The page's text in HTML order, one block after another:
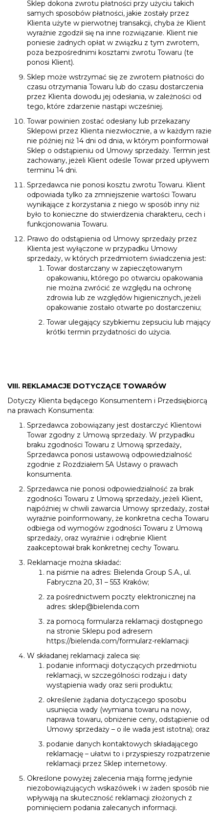
Sklep dokona zwrotu płatności przy użyciu takich
samych sposobów płatności, jakie zostały przez
Klienta użyte w pierwotnej transakcji, chyba że Klient
wyraźnie zgodził się na inne rozwiązanie. Klient nie
poniesie żadnych opłat w związku z tym zwrotem,
poza bezpośrednimi kosztami zwrotu Towaru (te
ponosi Klient).
Sklep może wstrzymać się ze zwrotem płatności do
czasu otrzymania Towaru lub do czasu dostarczenia
przez Klienta dowodu jej odesłania, w zależności od
tego, które zdarzenie nastąpi wcześniej.
Towar powinien zostać odesłany lub przekazany
Sklepowi przez Klienta niezwłocznie, a w każdym razie
nie później niż 14 dni od dnia, w którym poinformował
Sklep o odstąpieniu od Umowy sprzedaży. Termin jest
zachowany, jeżeli Klient odeśle Towar przed upływem
terminu 14 dni.
Sprzedawca nie ponosi kosztu zwrotu Towaru. Klient
odpowiada tylko za zmniejszenie wartości Towaru
wynikające z korzystania z niego w sposób inny niż
było to konieczne do stwierdzenia charakteru, cech i
funkcjonowania Towaru.
Prawo do odstąpienia od Umowy sprzedaży przez
Klienta jest wyłączone w przypadku Umowy
sprzedaży, w których przedmiotem świadczenia jest:
Towar dostarczany w zapieczętowanym
opakowaniu, którego po otwarciu opakowania
nie można zwrócić ze względu na ochronę
zdrowia lub ze względów higienicznych, jeżeli
opakowanie zostało otwarte po dostarczeniu;
Towar ulegający szybkiemu zepsuciu lub mający
krótki termin przydatności do użycia.
VIII. REKLAMACJE DOTYCZĄCE TOWARÓW
Dotyczy Klienta będącego Konsumentem i Przedsiębiorcą
na prawach Konsumenta:
Sprzedawca zobowiązany jest dostarczyć Klientowi
Towar zgodny z Umową sprzedaży. W przypadku
braku zgodności Towaru z Umową sprzedaży,
Sprzedawca ponosi ustawową odpowiedzialność
zgodnie z Rozdziałem 5A Ustawy o prawach
konsumenta.
Sprzedawca nie ponosi odpowiedzialność za brak
zgodności Towaru z Umową sprzedaży, jeżeli Klient,
najpóźniej w chwili zawarcia Umowy sprzedaży, został
wyraźnie poinformowany, że konkretna cecha Towaru
odbiega od wymogów zgodności Towaru z Umową
sprzedaży, oraz wyraźnie i odrębnie Klient
zaakceptował brak konkretnej cechy Towaru.
Reklamacje można składać:
na piśmie na adres: Bielenda Group S.A., ul.
Fabryczna 20, 31 – 553 Kraków;
za pośrednictwem poczty elektronicznej na
adres: sklep@bielenda.com
za pomocą formularza reklamacji dostępnego
na stronie Sklepu pod adresem
https://bielenda.com/formularz-reklamacji
W składanej reklamacji zaleca się:
podanie informacji dotyczących przedmiotu
reklamacji, w szczególności rodzaju i daty
wystąpienia wady oraz serii produktu;
określenie żądania dotyczącego sposobu
usunięcia wady (wymiana towaru na nowy,
naprawa towaru, obniżenie ceny, odstąpienie od
Umowy sprzedaży – o ile wada jest istotna); oraz
podanie danych kontaktowych składającego
reklamację – ułatwi to i przyspieszy rozpatrzenie
reklamacji przez Sklep internetowy.
Określone powyżej zalecenia mają formę jedynie
niezobowiązujących wskazówek i w żaden sposób nie
wpływają na skuteczność reklamacji złożonych z
pominięciem podania zalecanych informacji.